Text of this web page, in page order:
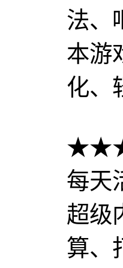
法、
本游
化、
每天
超级
算、